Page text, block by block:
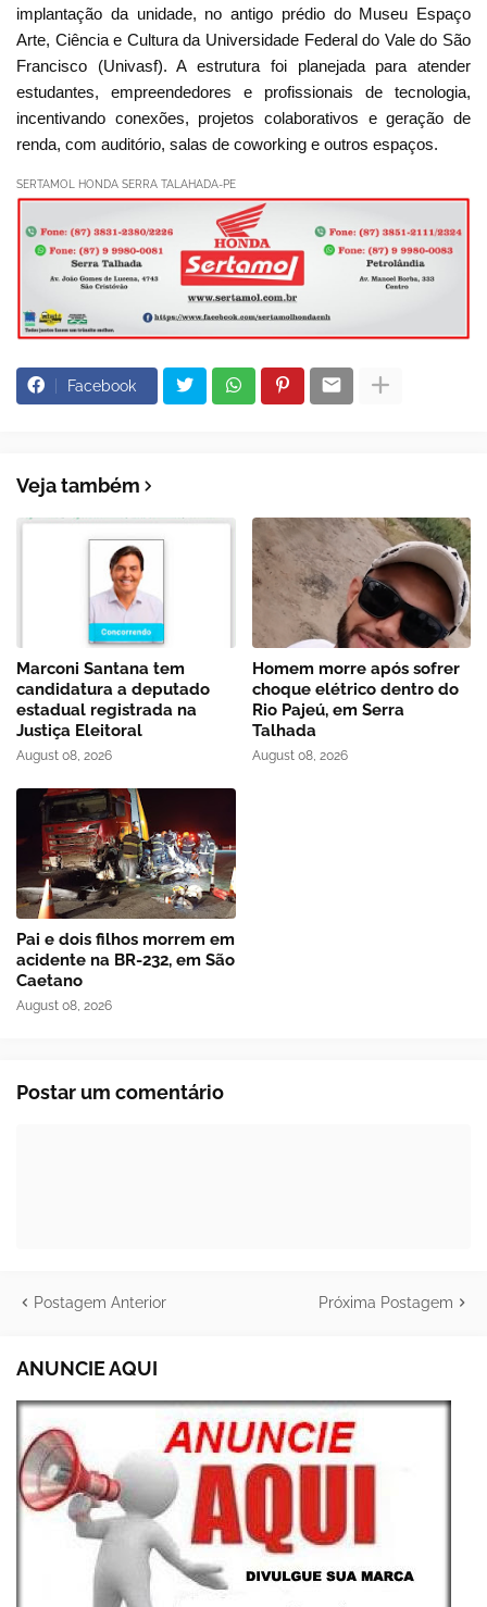
implantação da unidade, no antigo prédio do Museu Espaço
Arte, Ciência e Cultura da Universidade Federal do Vale do São
Francisco (Univasf). A estrutura foi planejada para atender
estudantes, empreendedores e profissionais de tecnologia,
incentivando conexões, projetos colaborativos e geração de
renda, com auditório, salas de coworking e outros espaços.
SERTAMOL HONDA SERRA TALAHADA-PE
Facebook
Veja também
Marconi Santana tem
candidatura a deputado
estadual registrada na
Justiça Eleitoral
August 08, 2026
Homem morre após sofrer
choque elétrico dentro do
Rio Pajeú, em Serra
Talhada
August 08, 2026
Pai e dois filhos morrem em
acidente na BR-232, em São
Caetano
August 08, 2026
Postar um comentário
Postagem Anterior Próxima Postagem
ANUNCIE AQUI